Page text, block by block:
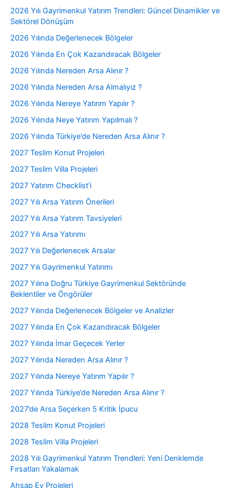
2026 Yılı Gayrimenkul Yatırım Trendleri: Güncel Dinamikler ve
Sektörel Dönüşüm
2026 Yılında Değerlenecek Bölgeler
2026 Yılında En Çok Kazandıracak Bölgeler
2026 Yılında Nereden Arsa Alınır ?
2026 Yılında Nereden Arsa Almalıyız ?
2026 Yılında Nereye Yatırım Yapılır ?
2026 Yılında Neye Yatırım Yapılmalı ?
2026 Yılında Türkiye’de Nereden Arsa Alınır ?
2027 Teslim Konut Projeleri
2027 Teslim Villa Projeleri
2027 Yatırım Checklist’i
2027 Yılı Arsa Yatırım Önerileri
2027 Yılı Arsa Yatırım Tavsiyeleri
2027 Yılı Arsa Yatırımı
2027 Yılı Değerlenecek Arsalar
2027 Yılı Gayrimenkul Yatırımı
2027 Yılına Doğru Türkiye Gayrimenkul Sektöründe
Beklentiler ve Öngörüler
2027 Yılında Değerlenecek Bölgeler ve Analizler
2027 Yılında En Çok Kazandıracak Bölgeler
2027 Yılında İmar Geçecek Yerler
2027 Yılında Nereden Arsa Alınır ?
2027 Yılında Nereye Yatırım Yapılır ?
2027 Yılında Türkiye’de Nereden Arsa Alınır ?
2027’de Arsa Seçerken 5 Kritik İpucu
2028 Teslim Konut Projeleri
2028 Teslim Villa Projeleri
2028 Yılı Gayrimenkul Yatırım Trendleri: Yeni Denklemde
Fırsatları Yakalamak
Ahşap Ev Projeleri